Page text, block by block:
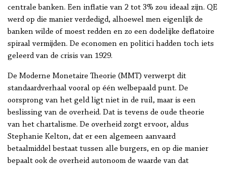
centrale banken. Een inflatie van 2 tot 3% zou ideaal zijn. QE
werd op die manier verdedigd, alhoewel men eigenlijk de
banken wilde of moest redden en zo een dodelijke deflatoire
spiraal vermijden. De economen en politici hadden toch iets
geleerd van de crisis van 1929.
De Moderne Monetaire Theorie (MMT) verwerpt dit
standaardverhaal vooral op één welbepaald punt. De
oorsprong van het geld ligt niet in de ruil, maar is een
beslissing van de overheid. Dat is tevens de oude theorie
van het chartalisme. De overheid zorgt ervoor, aldus
Stephanie Kelton, dat er een algemeen aanvaard
betaalmiddel bestaat tussen alle burgers, en op die manier
bepaalt ook de overheid autonoom de waarde van dat